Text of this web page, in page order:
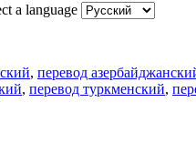
a language
, перевод
, перевод туркменский,